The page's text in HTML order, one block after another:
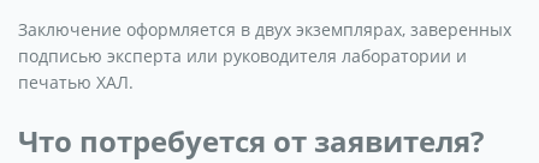
Заключение оформляется в двух экземплярах, заверенных
подписью эксперта или руководителя лаборатории и
печатью ХАЛ.
Что потребуется от заявителя?